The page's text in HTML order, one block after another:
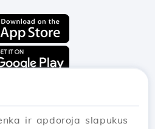
ir apdoroja slapukus